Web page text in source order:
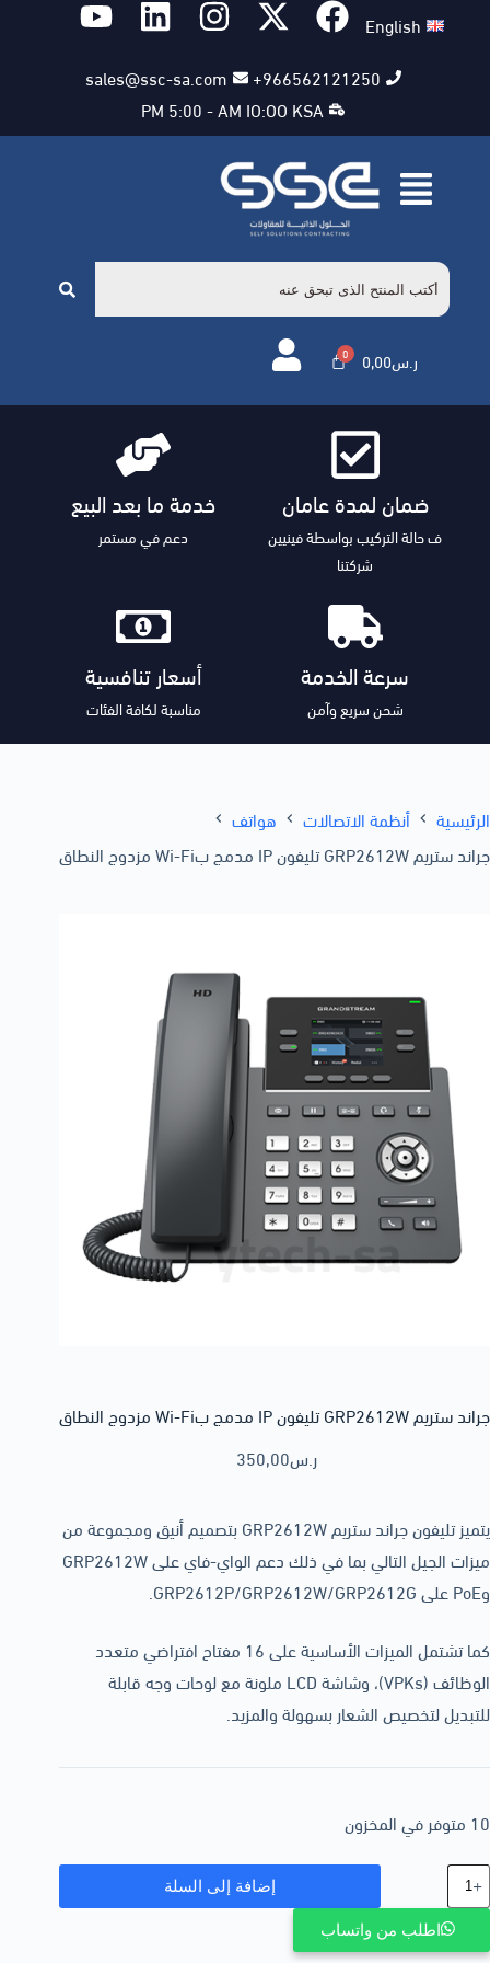
English
966562121250+
sales@ssc-sa.com
PM 5:00 - AM IO:OO KSA
0,00ر.س
ضمان لمدة عامان
ف حالة التركيب بواسطة فينيين
شركتنا
خدمة ما بعد البيع
دعم في مستمر
سرعة الخدمة
شحن سريع وآمن
أسعار تنافسية
مناسبة لكافة الفئات
الرئيسية أنظمة الاتصالات
هواتف
جراند ستريم GRP2612W تليفون IP مدمج بWi-Fi مزدوج النطاق
جراند ستريم GRP2612W تليفون IP مدمج بWi-Fi مزدوج النطاق
350,00ر.س
يتميز تليفون جراند ستريم GRP2612W بتصميم أنيق ومجموعة من
ميزات الجيل التالي بما في ذلك دعم الواي-فاي على GRP2612W
وPoE على GRP2612P/GRP2612W/GRP2612G.
كما تشتمل الميزات الأساسية على 16 مفتاح افتراضي متعدد
الوظائف (VPKs)، وشاشة LCD ملونة مع لوحات وجه قابلة
للتبديل لتخصيص الشعار بسهولة والمزيد.
10 متوفر في المخزون
إضافة إلى السلة
اطلب من واتساب